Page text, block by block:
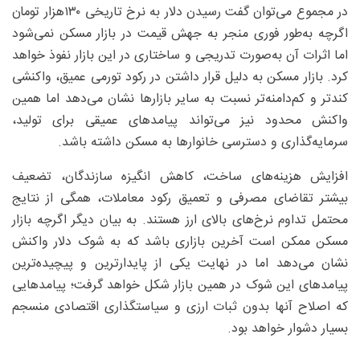
در مجموع می‌توان گفت رسیدن دلار به نرخ تاریخی ۱۳۰‌هزار تومان
اگرچه به‌طور فوری منجر به جهش قیمت در بازار مسکن نمی‌شود
اما اثرات آن به‌صورت تدریجی و ساختاری در این بازار نفوذ خواهد
کرد. بازار مسکن به دلیل قرار داشتن در رکود تورمی عمیق، واکنشی
کندتر و کم‌دامنه‌تر نسبت به سایر بازارها نشان می‌دهد اما همین
واکنش محدود نیز می‌تواند پیامدهای عمیقی برای تولید،
سرمایه‌گذاری و دسترسی خانوارها به مسکن داشته باشد.
افزایش هزینه‌های ساخت، کاهش انگیزه سازندگان، تضعیف
بیشتر تقاضای مصرفی و تعمیق رکود معاملات، همگی از نتایج
محتمل تداوم نرخ‌های بالای ارز هستند. به بیان دیگر اگرچه بازار
مسکن ممکن است آخرین بازاری باشد که به شوک دلار واکنش
نشان می‌دهد اما در نهایت یکی از پایدارترین و پیچیده‌ترین
پیامدهای این شوک در همین بازار شکل خواهد گرفت؛ پیامدهایی
که اصلاح آنها بدون ثبات ارزی و سیاستگذاری اقتصادی منسجم
بسیار دشوار خواهد بود.